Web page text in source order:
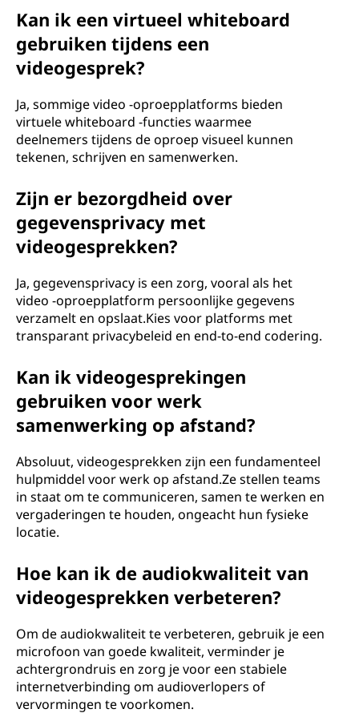
Kan ik een virtueel whiteboard
gebruiken tijdens een
videogesprek?
Ja, sommige video -oproepplatforms bieden
virtuele whiteboard -functies waarmee
deelnemers tijdens de oproep visueel kunnen
tekenen, schrijven en samenwerken.
Zijn er bezorgdheid over
gegevensprivacy met
videogesprekken?
Ja, gegevensprivacy is een zorg, vooral als het
video -oproepplatform persoonlijke gegevens
verzamelt en opslaat.Kies voor platforms met
transparant privacybeleid en end-to-end codering.
Kan ik videogesprekingen
gebruiken voor werk
samenwerking op afstand?
Absoluut, videogesprekken zijn een fundamenteel
hulpmiddel voor werk op afstand.Ze stellen teams
in staat om te communiceren, samen te werken en
vergaderingen te houden, ongeacht hun fysieke
locatie.
Hoe kan ik de audiokwaliteit van
videogesprekken verbeteren?
Om de audiokwaliteit te verbeteren, gebruik je een
microfoon van goede kwaliteit, verminder je
achtergrondruis en zorg je voor een stabiele
internetverbinding om audioverlopers of
vervormingen te voorkomen.